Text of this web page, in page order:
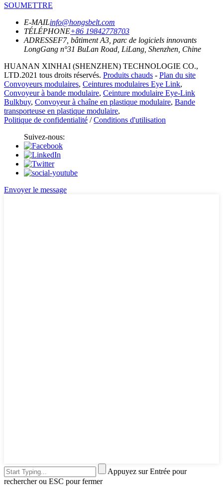
SOUMETTRE
E-MAILinfo@hongsbelt.com
TÉLÉPHONE+86 19842778703
ADRESSEF7, bâtiment A3, parc de logiciels innovants
LongGang n°31 BuLan Road, LiLang, Shenzhen, Chine
HUANAN XINHAI (SHENZHEN) TECHNOLOGIE CO.,
LTD.2021 tous droits réservés. Produits chauds - Plan du site
Convoyeurs modulaires, Ceintures modulaires Eye Link,
Convoyeur à bande modulaire, Ceinture modulaire Eye-Link
Bulkbuy, Convoyeur à chaîne en plastique modulaire, Bande
transporteuse en plastique modulaire,
Politique de confidentialité /Conditions d'utilisation
Suivez-nous:
Envoyer le message
Appuyez sur Entrée pour
rechercher ou ESC pour fermer